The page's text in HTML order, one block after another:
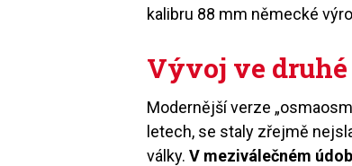
kalibru 88 mm německé
Vývoj ve
Modernější verze
letech, se staly zřejmě
války.V meziválečném